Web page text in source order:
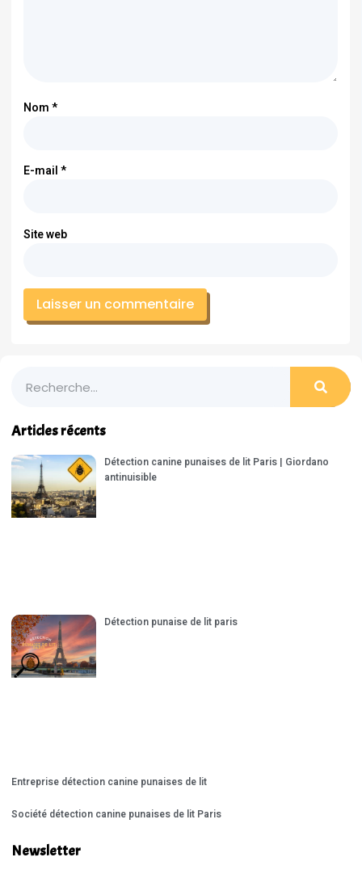
Nom*
E-mail*
Site web
Articles récents
Détection canine punaises de lit Paris | Giordano
antinuisible
Détection punaise de lit paris
Entreprise détection canine punaises de lit
Société détection canine punaises de lit Paris
Newsletter